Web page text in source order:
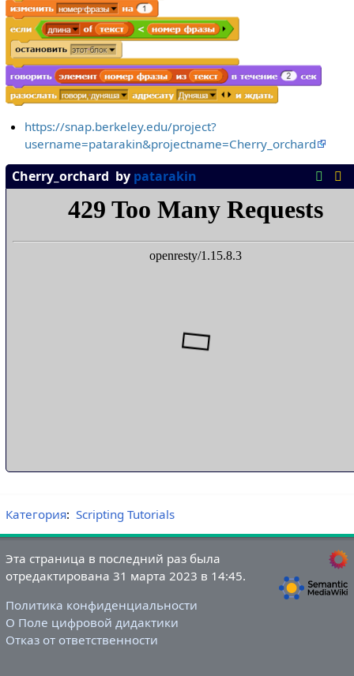
https://snap.berkeley.edu/project?
username=patarakin&projectname=Cherry_orchard
Категория: Scripting Tutorials
Эта страница в последний раз была
отредактирована 31 марта 2023 в 14:45.
Политика конфиденциальности
О Поле цифровой дидактики
Отказ от ответственности